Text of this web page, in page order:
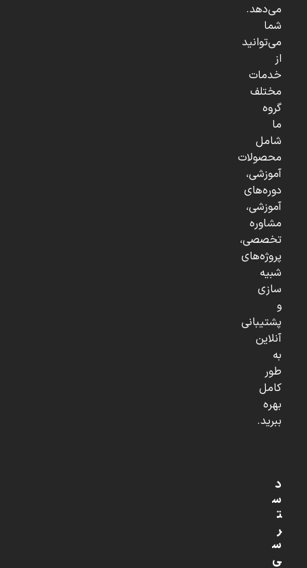
می‌دهد.
شما
می‌توانید
از
خدمات
مختلف
گروه
ما
شامل
محصولات
آموزشی،
دوره‌های
آموزشی،
مشاوره
تخصصی،
پروژه‌های
شبیه
سازی
و
پشتیبانی
آنلاین
به
طور
کامل
بهره
ببرید.
د
س
ت
ر
س
ی